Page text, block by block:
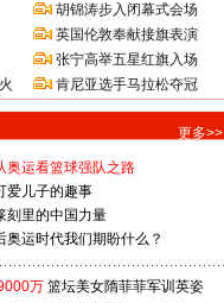
胡锦涛步入闭幕式会场
英国伦敦奉献接旗表演
张宁高举五星红旗入场
肯尼亚选手马拉松夺冠
更多>>
奥运看篮球强队之路
爱儿子的趣事
刻里的中国力量
奥运时代我们期盼什么？
万 篮坛美女隋菲菲军训英姿